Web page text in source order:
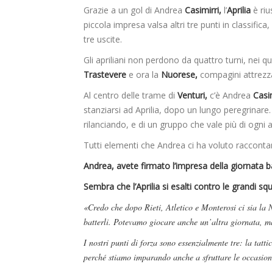
Grazie a un gol di Andrea Casimirri, l’Aprilia è
piccola impresa valsa altri tre punti in
tre uscite.
Gli apriliani non perdono da quattro turni, nei
Trastevere e ora la Nuorese, compagini
Al centro delle trame di Venturi, c’è Andrea
stanziarsi ad Aprilia, dopo un lungo
rilanciando, e di un gruppo che vale più di ogni
Tutti elementi che Andrea ci ha voluto
Andrea, avete firmato l’impresa della giornata
Sembra che l’Aprilia si esalti contro le grandi
«Credo che dopo Rieti, Atletico e Monterosi ci sia la
batterli. Potevamo giocare anche un’altra giornata,
I nostri punti di forza sono essenzialmente tre: la
perché stiamo imparando anche a sfruttare le